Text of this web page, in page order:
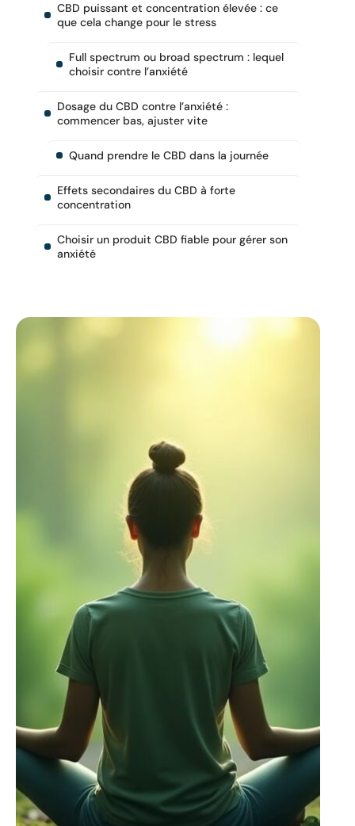
CBD puissant et concentration élevée : ce
que cela change pour le stress
Full spectrum ou broad spectrum : lequel
choisir contre l’anxiété
Dosage du CBD contre l’anxiété :
commencer bas, ajuster vite
Quand prendre le CBD dans la journée
Effets secondaires du CBD à forte
concentration
Choisir un produit CBD fiable pour gérer son
anxiété